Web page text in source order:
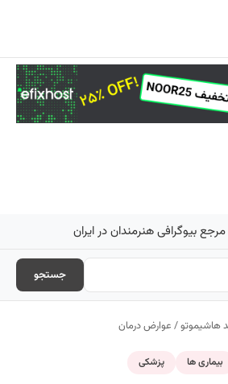
بیوگرافی هنرمندان در ایران
جستجو
هاشیموتو / عوارض درمان
بیماری ها پزشکی